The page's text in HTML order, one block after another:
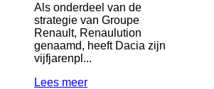
Als onderdeel van de
strategie van Groupe
Renault, Renaulution
genaamd, heeft Dacia zijn
vijfjarenpl...
Lees meer